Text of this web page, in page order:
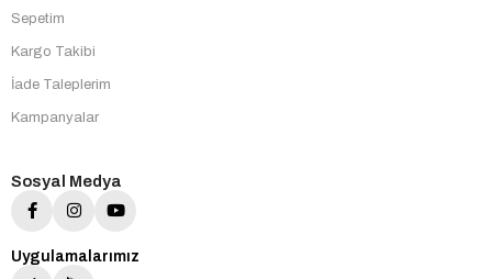
Sepetim
Kargo Takibi
İade Taleplerim
Kampanyalar
Sosyal Medya
Uygulamalarımız